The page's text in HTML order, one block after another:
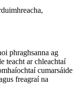
phraghsanna ag
teacht ar chleachtaí
cumarsáide
freagraí na